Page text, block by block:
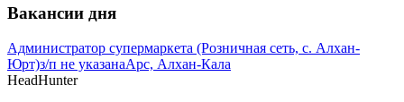
Вакансии дня
Администратор супермаркета (Розничная сеть, с. Алхан-
Юрт)з/п не указанаАрс, Алхан-Кала
HeadHunter